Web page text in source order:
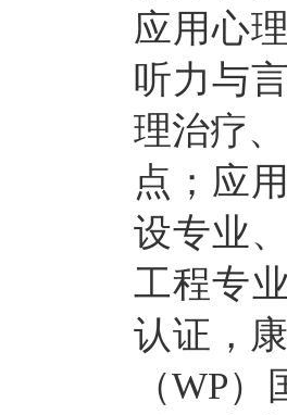
应用心
听力与
理治疗
点；应
设专业
工程专
认证，
（WP